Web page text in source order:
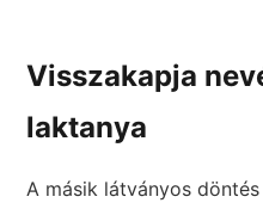
Visszakapja
laktanya
A másik látványos